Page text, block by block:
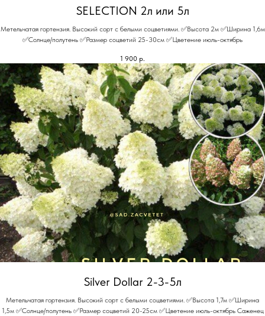
SELECTION 2л или 5л
Метельчатая гортензия. Высокий сорт с белыми соцветиями. ✅Высота 2м ✅Ширина 1,6м
✅Солнце/полутень ✅Размер соцветий 25-30см ✅Цветение июль-октябрь
1 900 р.
Silver Dollar 2-3-5л
Метельчатая гортензия. Высокий сорт с белыми соцветиями. ✅Высота 1,7м ✅Ширина
1,5м ✅Солнце/полутень ✅Размер соцветий 20-25см ✅Цветение июль-октябрь Саженец